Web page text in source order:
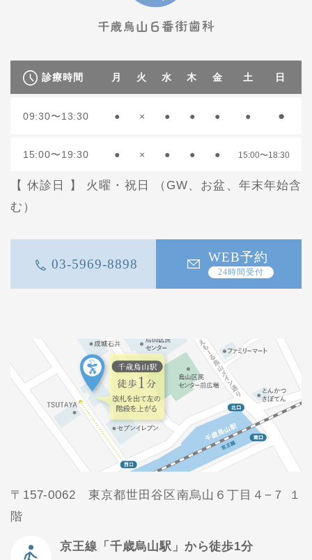
診療時間 月 火 水 木 金 土 日
09:30〜13:30 ● × ● ● ● ● ●
15:00〜19:30 ● × ● ● ● 15:00〜18:30
【 休診日 】 火曜・祝日 （GW、お盆、年末年始含
む）
03-5969-8898 WEB予約
24時間受付
〒157-0062 東京都世田谷区南烏山６丁目４−７ １
階
京王線「千歳烏山駅」から徒歩1分